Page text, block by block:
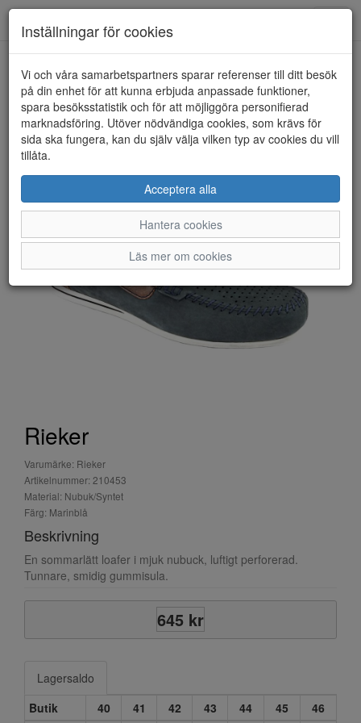
HEM RIEKER
Rieker
Varumärke: Rieker
Artikelnummer: 210453
Material: Nubuk/Syntet
Färg: Marinblå
Beskrivning
En sommarlätt loafer i mjuk nubuck, luftigt perforerad.
Tunnare, smidig gummisula.
645 kr
Lagersaldo
Butik
40 41 42 43 44 45 46
Inställningar för cookies
Vi och våra samarbetspartners sparar referenser till ditt besök
på din enhet för att kunna erbjuda anpassade funktioner,
spara besöksstatistik och för att möjliggöra personifierad
marknadsföring. Utöver nödvändiga cookies, som krävs för
sida ska fungera, kan du själv välja vilken typ av cookies du vill
tillåta.
Acceptera alla
Hantera cookies
Läs mer om cookies